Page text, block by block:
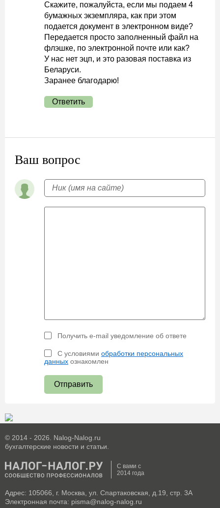
Скажите, пожалуйста, если мы подаем 4
бумажных экземпляра, как при этом
подается документ в электронном виде?
Передается просто заполненный файл на
флэшке, по электронной почте или как?
У нас нет эцп, и это разовая поставка из
Беларуси.
Заранее благодарю!
Ответить
Ваш вопрос
Получить e-mail уведомление об ответе
С условиями обработки персональных
данных ознакомлен
Отправить
© 2014 - 2026. Nalog-Nalog.ru
бухгалтерские новости и статьи.
С вами с
2014 года
Адрес: 105066, г. Москва, ул. Спартаковская, д.19, стр. 3А
Электронная почта: pisma@nalog-nalog.ru